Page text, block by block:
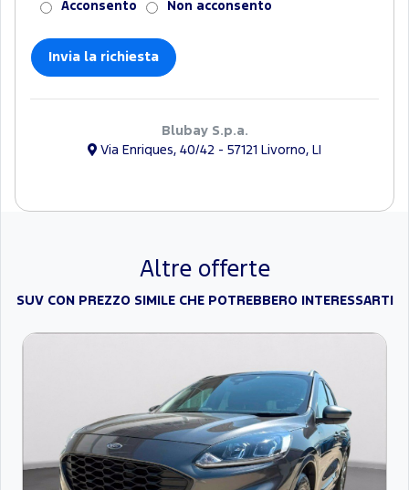
Acconsento Non acconsento
Blubay S.p.a.
Via Enriques, 40/42 - 57121 Livorno, LI
Altre offerte
SUV CON PREZZO SIMILE CHE POTREBBERO INTERESSARTI